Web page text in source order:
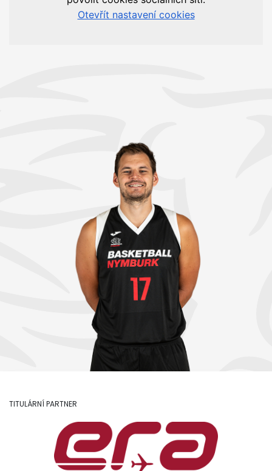
TITULÁRNÍ PARTNER